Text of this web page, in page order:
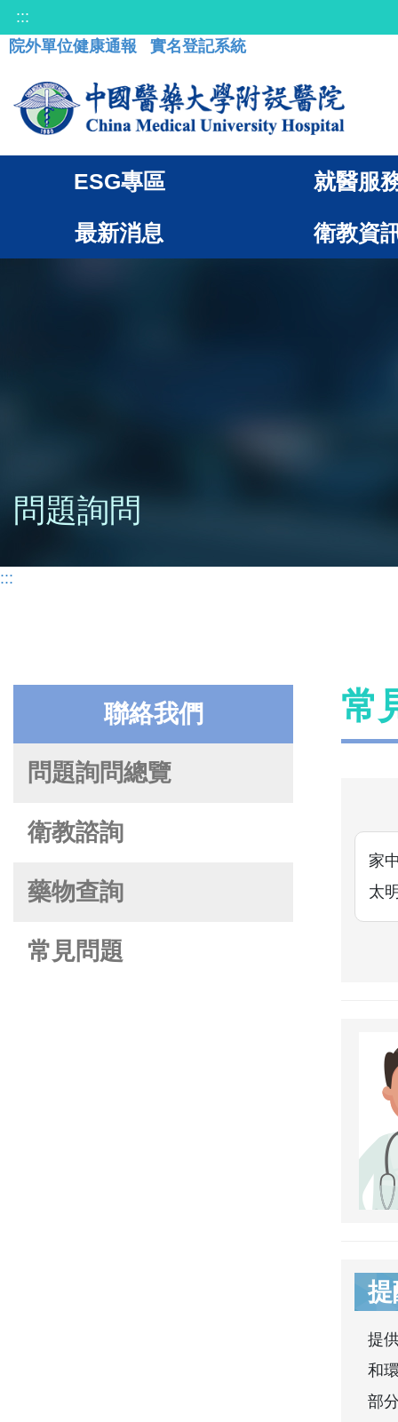
:::
院外單位健康通報
實名登記系統
ESG專區 就醫服
最新消息 衛教資
問題詢問
:::
聯絡我們
問題詢問總覽
衛教諮詢
藥物查詢
常見問題
常
家
太
提
提
和
部